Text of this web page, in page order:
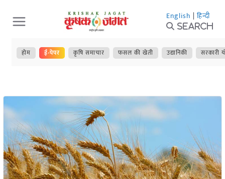
Skip
to
content
English | हिन्दी
Search
होम ई-पेपर कृषि समाचार फसल की खेती उद्यानिकी सरकारी